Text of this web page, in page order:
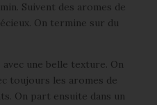
Suivent des aromes de
On termine sur du
une belle texture. On
toujours les aromes de
On part ensuite dans un